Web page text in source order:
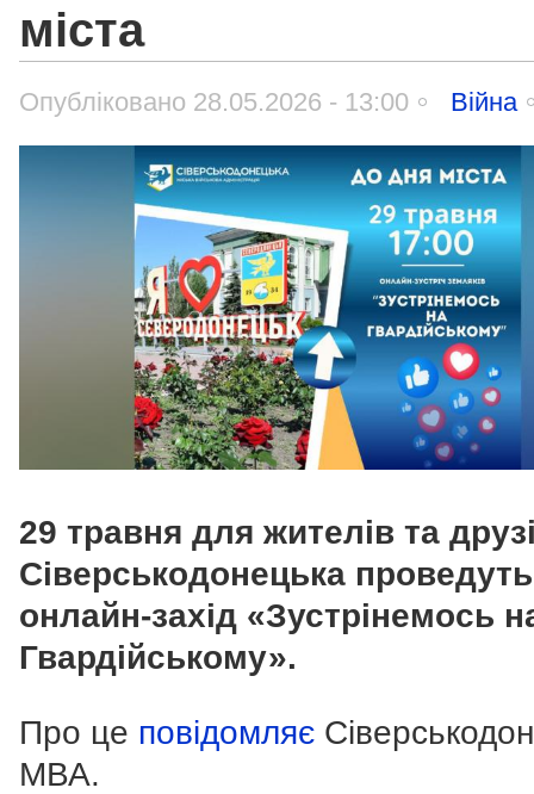
міста
Опубліковано 28.05.2026 - 13:00 Війна
29 травня для жителів та
Сіверськодонецька проведуть
онлайн-захід «Зустрінемось
Гвардійському».
Про це повідомляє
МВА.